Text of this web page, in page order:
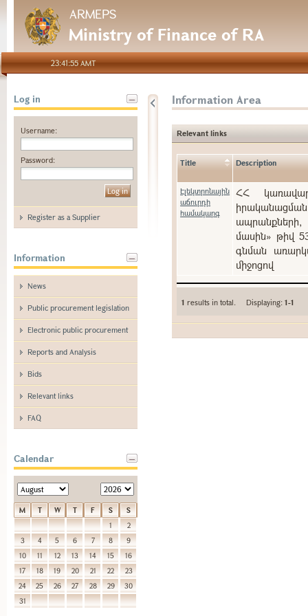
ARMEPS
Ministry of Finance of RA
23:41:55 AMT
Log in
Username:
Password:
Register as a Supplier
Information
News
Public procurement legislation
Electronic public procurement
Reports and Analysis
Bids
Relevant links
FAQ
Calendar
M T W T F S
S
1
2
3
4 5 6 7 8
9
10
11 12 13 14 15
16
17
18 19 20 21 22
23
24
25 26 27 28 29
30
31
Information Area
Relevant links
Title Description
Էլեկտրոնային
աճուրդի
համակարգ
ՀՀ
ապրանքների,
մասին» թիվ
գնման
միջոցով
1 results in total. Displaying:1-1